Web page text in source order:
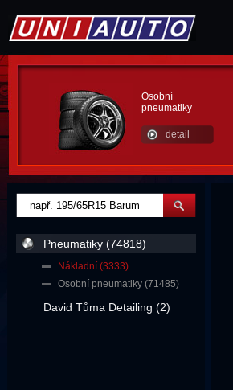
Osobní
pneumatiky
detail
Pneumatiky (74818)
Nákladní (3333)
Osobní pneumatiky (71485)
David Tůma Detailing (2)